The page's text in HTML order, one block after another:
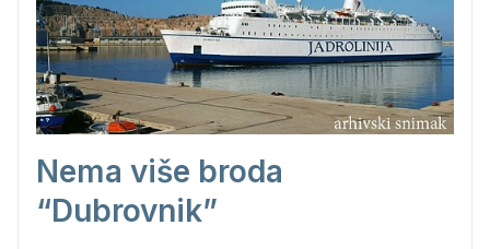
Nema više broda
“Dubrovnik”